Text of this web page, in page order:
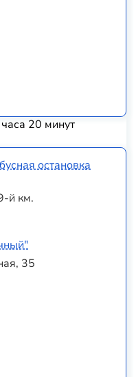
20 минут
остановка
й км.
35